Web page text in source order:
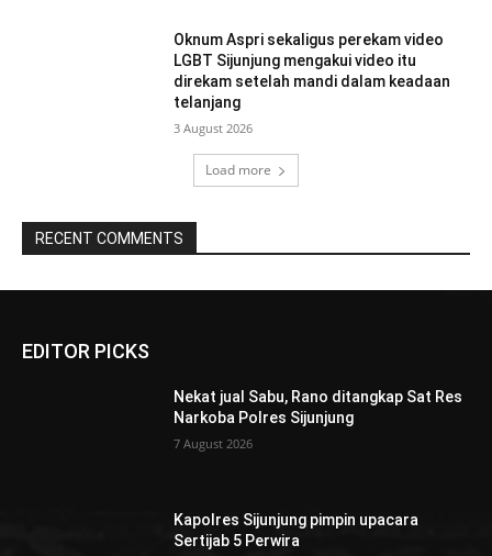
Oknum Aspri sekaligus perekam video
LGBT Sijunjung mengakui video itu
direkam setelah mandi dalam keadaan
telanjang
3 August 2026
Load more
RECENT COMMENTS
EDITOR PICKS
Nekat jual Sabu, Rano ditangkap Sat Res
Narkoba Polres Sijunjung
7 August 2026
Kapolres Sijunjung pimpin upacara
Sertijab 5 Perwira